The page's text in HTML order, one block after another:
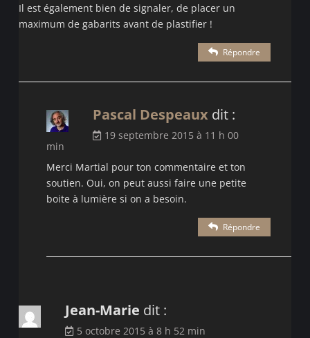
Il est également bien de signaler, de placer un
maximum de gabarits avant de plastifier !
Répondre
Pascal Despeaux dit :
19 septembre 2015 à 11 h 00
min
Merci Martial pour ton commentaire et ton
soutien. Oui, on peut aussi faire une petite
boite à lumière si on a besoin.
Répondre
Jean-Marie dit :
5 octobre 2015 à 8 h 52 min